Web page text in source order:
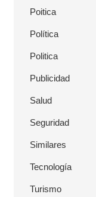
Poitica
Política
Politica
Publicidad
Salud
Seguridad
Similares
Tecnología
Turismo